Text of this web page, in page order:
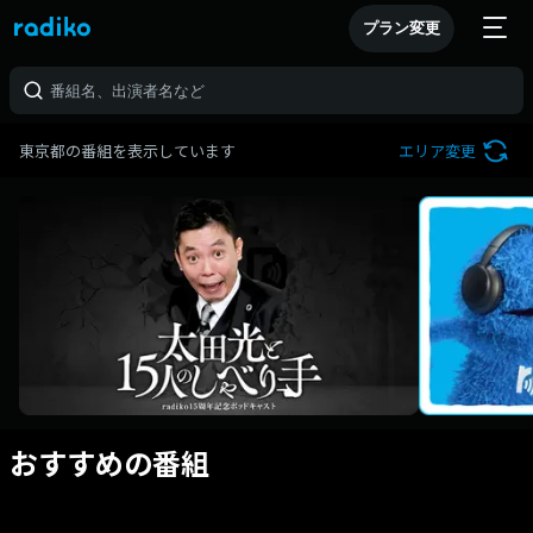
プラン変更
東京都の番組を表示しています エリア変更
おすすめの番組